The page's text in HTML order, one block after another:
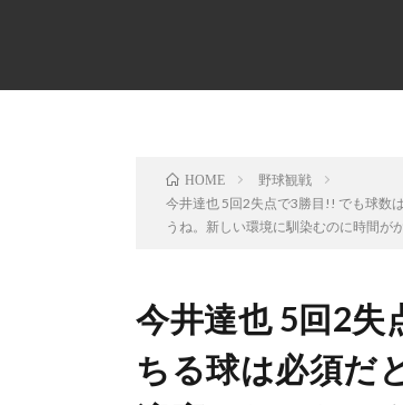
HOME
野球観戦
今井達也 5回2失点で3勝目!! でも球数
うね。新しい環境に馴染むのに時間が
今井達也 5回2
ちる球は必須だ